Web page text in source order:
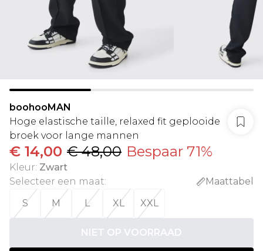
boohooMAN
Hoge elastische taille, relaxed fit geplooide
broek voor lange mannen
€ 14,00 € 48,00 Bespaar 71%
Kleur: Zwart
Selecteer een maat:
Maattabel
S
M L XL XXL
NIET OP VOORRAAD